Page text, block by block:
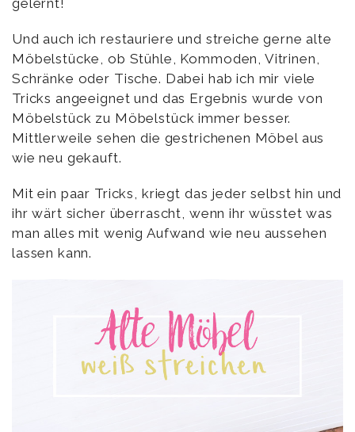
gelernt!
Und auch ich restauriere und streiche gerne alte
Möbelstücke, ob Stühle, Kommoden, Vitrinen,
Schränke oder Tische. Dabei hab ich mir viele
Tricks angeeignet und das Ergebnis wurde von
Möbelstück zu Möbelstück immer besser.
Mittlerweile sehen die gestrichenen Möbel aus
wie neu gekauft.
Mit ein paar Tricks, kriegt das jeder selbst hin und
ihr wärt sicher überrascht, wenn ihr wüsstet was
man alles mit wenig Aufwand wie neu aussehen
lassen kann.